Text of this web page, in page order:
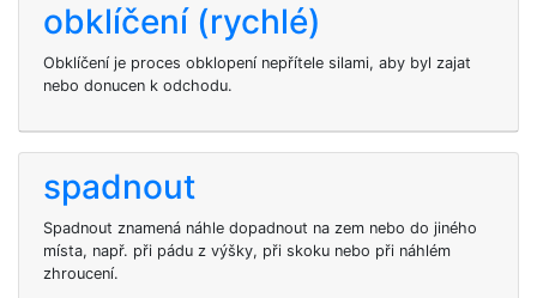
obklíčení (rychlé)
Obklíčení je proces obklopení nepřítele silami, aby byl zajat
nebo donucen k odchodu.
spadnout
Spadnout znamená náhle dopadnout na zem nebo do jiného
místa, např. při pádu z výšky, při skoku nebo při náhlém
zhroucení.